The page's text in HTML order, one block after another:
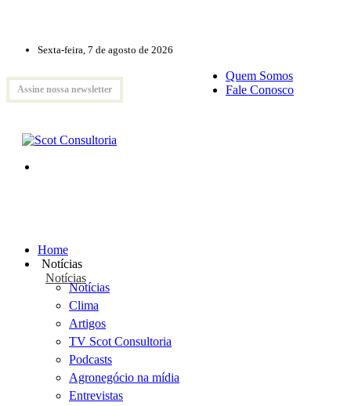
Sexta-feira, 7 de agosto de 2026
Assine nossa newsletter
Quem Somos
Fale Conosco
Home
Notícias
Notícias
Notícias
Clima
Artigos
TV Scot Consultoria
Podcasts
Agronegócio na mídia
Entrevistas